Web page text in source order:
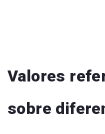
Valores
sobre